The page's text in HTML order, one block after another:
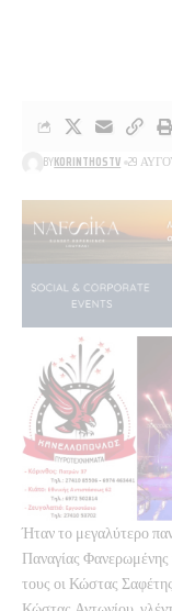
BYKORINTHOSTV 29
Ήταν το μεγαλύτερο
Παναγίας Φανερωμένης
τους οι Κώστας